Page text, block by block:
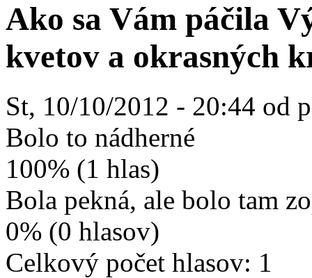
Ako sa Vám páčila
kvetov a okrasných
St, 10/10/2012 - 20:44 od
Bolo to nádherné
100% (1 hlas)
Bola pekná, ale bolo tam
0% (0 hlasov)
Celkový počet hlasov: 1